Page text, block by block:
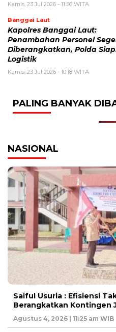
Kamis, 23 Jul 2026 - 11:56 WITA
Banggai Laut
Kapolres Banggai Laut:
Penambahan Personel
Diberangkatkan, Polda
Logistik
Kamis, 23 Jul 2026 - 10:18 WITA
PALING BANYAK
NASIONAL
Saiful Usuria : Efisiensi
Berangkatkan Kontingen
Agustus 4, 2026 | 11:25 am WIB